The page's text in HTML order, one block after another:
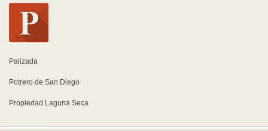
Palizada
Potrero de San Diego
Propiedad Laguna Seca